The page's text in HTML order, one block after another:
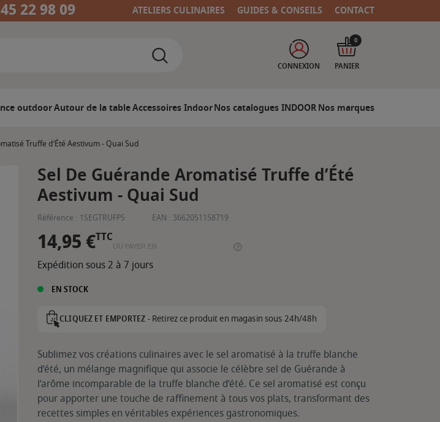
22 98 09 ATELIERS CULINAIRES GUIDES & CONSEILS CONTACT
CONNEXION PANIER
0
outdoorAutour de la tableAccessoires IndoorNos catalogues INDOORNos marques
Truffe d’Été Aestivum - Quai Sud
Sel De Guérande Aromatisé Truffe d’Été
Aestivum - Quai Sud
Référence : 1SEGTRUFP5 EAN : 3662051158719
14,95 €TTC
OU PAYER EN
Expédition sous 2 à 7 jours
EN STOCK
CLIQUEZ ET EMPORTEZ -Retirez ce produit en magasin sous 24h/48h
Sublimez vos créations culinaires avec le sel aromatisé à la truffe blanche
d’été, un mélange magnifique qui associe le célèbre sel de Guérande à
l’arôme incomparable de la truffe blanche d’été. Ce sel aromatisé est conçu
pour apporter une touche de raffinement à tous vos plats, transformant des
recettes simples en véritables expériences gastronomiques.